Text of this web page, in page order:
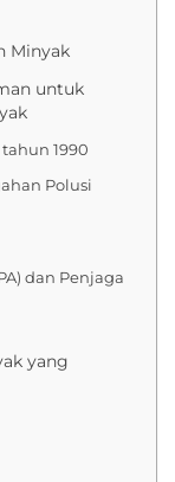
Minyak
untuk
1990
Polusi
dan Penjaga
yang